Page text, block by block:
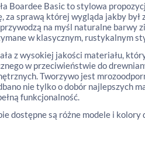
Boardee Basic to stylowa
za sprawą której wygląda jakby
na myśl naturalne barwy
w klasycznym, rustykalnym
z wysokiej jakości materiału,
w przeciwieństwie do
Tworzywo jest
nie tylko o dobór najlepszych
funkcjonalność.
dostępne są różne modele i kolory